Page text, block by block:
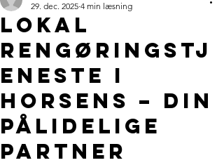
Lokal
rengøringstj
eneste i
Horsens – Din
pålidelige
partner
29. dec. 2025 4 min læsning